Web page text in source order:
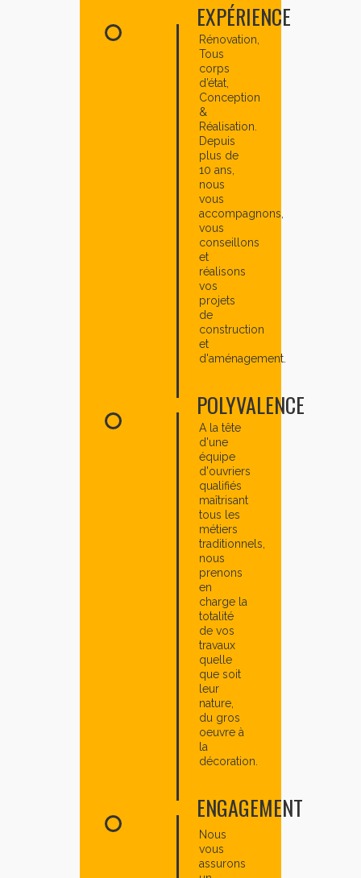
EXPÉRIENCE
Rénovation,
Tous
corps
d’état,
Conception
&
Réalisation.
Depuis
plus de
10 ans,
nous
vous
accompagnons,
vous
conseillons
et
réalisons
vos
projets
de
construction
et
d'aménagement.
POLYVALENCE
A la tête
d'une
équipe
d'ouvriers
qualifiés
maîtrisant
tous les
métiers
traditionnels,
nous
prenons
en
charge la
totalité
de vos
travaux
quelle
que soit
leur
nature,
du gros
oeuvre à
la
décoration.
ENGAGEMENT
Nous
vous
assurons